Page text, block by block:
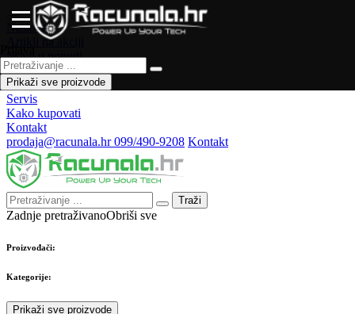
Naslovna
Artikli na akciji
Novo u ponudi
Česta pitanja
Forum
Servis
Kako kupovati
Kontakt
prodaja@racunala.hr099/490-9208 Kontakt
Traži
Zadnje pretraživanoObriši sve
Proizvođači:
Kategorije:
Prikaži sve proizvode
Prikaži sve proizvode